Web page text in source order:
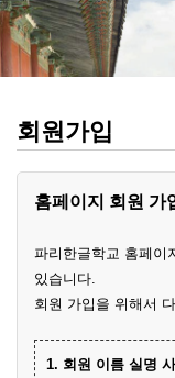
회원가입
홈페이지 회원 가
파리한글학교 홈페이
있습니다.
회원 가입을 위해서
1. 회원 이름 실명